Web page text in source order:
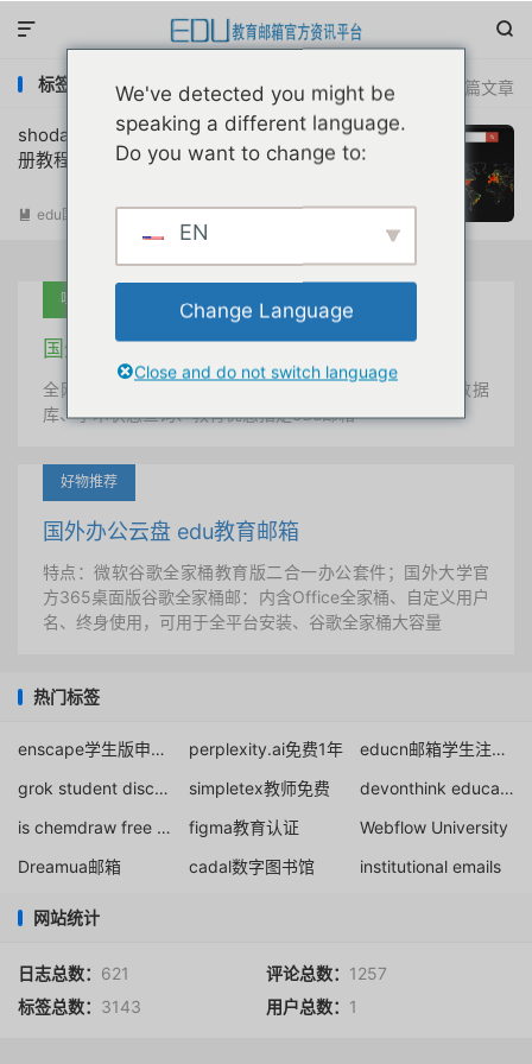


共 1 篇文章
标签：shodan会员
shodan安全搜索引擎学生会员免费申请注
册教程首发
 edu国外优惠 阅读(20985)
吐血推荐
国外学术美国 edu教育邮箱
全网唯一首发、自定义用户名、终身使用、学术文献数据
库、学术状态查询、教育优惠指定edu邮箱
好物推荐
国外办公云盘 edu教育邮箱
特点：微软谷歌全家桶教育版二合一办公套件；国外大学官
方365桌面版谷歌全家桶邮：内含Office全家桶、自定义用户
名、终身使用，可用于全平台安装、谷歌全家桶大容量
热门标签
enscape学生版申请指南 perplexity.ai免费1年
educn邮箱学生注册入口
grok student discount
simpletex教师免费
devonthink educational discount
is chemdraw free for students
figma教育认证
Webflow University
Dreamua邮箱
cadal数字图书馆 institutional emails
网站统计
日志总数： 621 评论总数： 1257
标签总数： 3143 用户总数： 1
We've detected you might be
speaking a different language.
Do you want to change to:
EN
Change Language
Close and do not switch language